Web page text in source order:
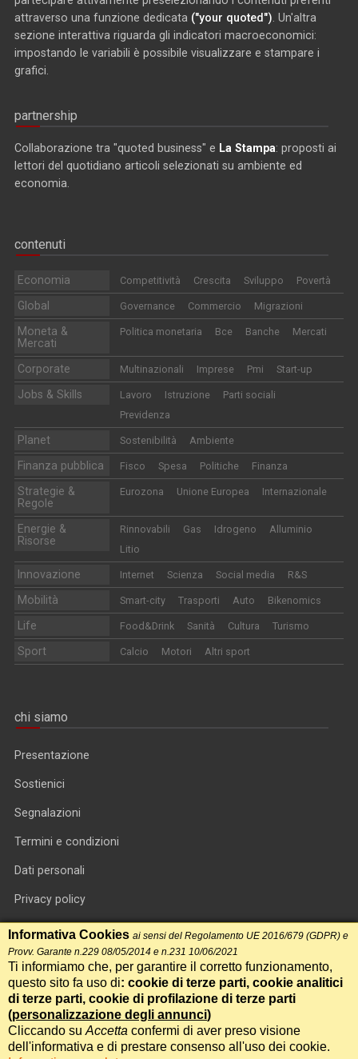
attraverso una funzione dedicata ("your quoted") . Un'altra
sezione interattiva riguarda gli indicatori macroeconomici:
impostando le variabili è possibile visualizzare e stampare i
grafici.
partnership
Collaborazione tra "quoted business" e La Stampa: proposti ai
lettori del quotidiano articoli selezionati su ambiente ed
economia.
contenuti
Economia Competitività Crescita Sviluppo Povertà
Global Governance Commercio Migrazioni
Moneta &
Mercati
Politica monetaria Bce Banche Mercati
Corporate Multinazionali Imprese Pmi Start-up
Jobs & Skills Lavoro Istruzione
Parti sociali
Previdenza
Planet Sostenibilità Ambiente
Finanza pubblica Fisco Spesa Politiche Finanza
Strategie &
Regole
Eurozona Unione Europea Internazionale
Energie &
Risorse
Rinnovabili Gas Idrogeno
Alluminio
Litio
Innovazione Internet Scienza Social media R&S
Mobilità Smart-city Trasporti Auto Bikenomics
Life Food&Drink Sanità Cultura Turismo
Sport Calcio Motori Altri sport
chi siamo
Presentazione
Sostienici
Segnalazioni
Termini e condizioni
Dati personali
Privacy policy
Informativa cookie
RSS feed
RSS Top News
Contatti
Informativa Cookies ai sensi del Regolamento UE 2016/679 (GDPR) e
Provv. Garante n.229 08/05/2014 e n.231 10/06/2021
Ti informiamo che, per garantire il corretto funzionamento,
questo sito fa uso di: cookie di terze parti, cookie analitici
di terze parti, cookie di profilazione di terze parti
(personalizzazione degli annunci)
Cliccando su Accetta confermi di aver preso visione
dell'informativa e di prestare consenso all'uso dei cookie.